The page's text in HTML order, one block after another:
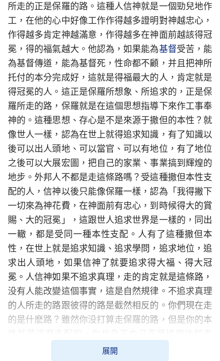
所走的正是保羅的路。這種人信神就是一個勁兒地作
工，在他的心中好像工作作得越多證明對神越忠心，
作得越多肯定神越滿意，作得越多在神面前越該得冠
冕，得的福氣越大。他認為，如果能為基督受苦，能
為基督傳道，能為基督死，性命都不顧，并且把神所
托付的本分完成好，這就是得福最大的人，肯定就是
得冠冕的人。這正是保羅所想象、所追求的，正是保
羅所走的路，保羅就是在這個思想指導下來作工事奉
神的。這種思想、存心是不是來源于撒但的本性？就
像世人一樣，認為在世上就得追求知識，有了知識以
後可以出人頭地、可以當官、可以有地位，有了地位
之後可以大展宏圖，把自己的家業、事業搞到輝煌的
地步。外邦人不都是走這條路嗎？受這種撒但本性支
配的人，信神以後只能像保羅一樣，認為「我得撇下
一切來為神花費，在神面前有忠心，到時候得大的賞
賜、大的冠冕」，這跟世人追求世界是一樣的，同出
一轍，都是受同一種本性支配。人有了這種撒但本
性，在世上就是追求知識、追求學問，追求地位，追
求出人頭地，如果信神了就要追求得大福、得大冠
冕。人信神如果不追求真理，走的肯定就是這條路，
没有人能改變這個事實，這是自然規律。不追求真理
的人所走的路跟彼得的路是截然相反的。你們現在走
的是什麽路？雖然你没打算走保羅的路，但是你的本
的。雖然你心裏願意走彼得的路，但你不清楚彼得的
展開